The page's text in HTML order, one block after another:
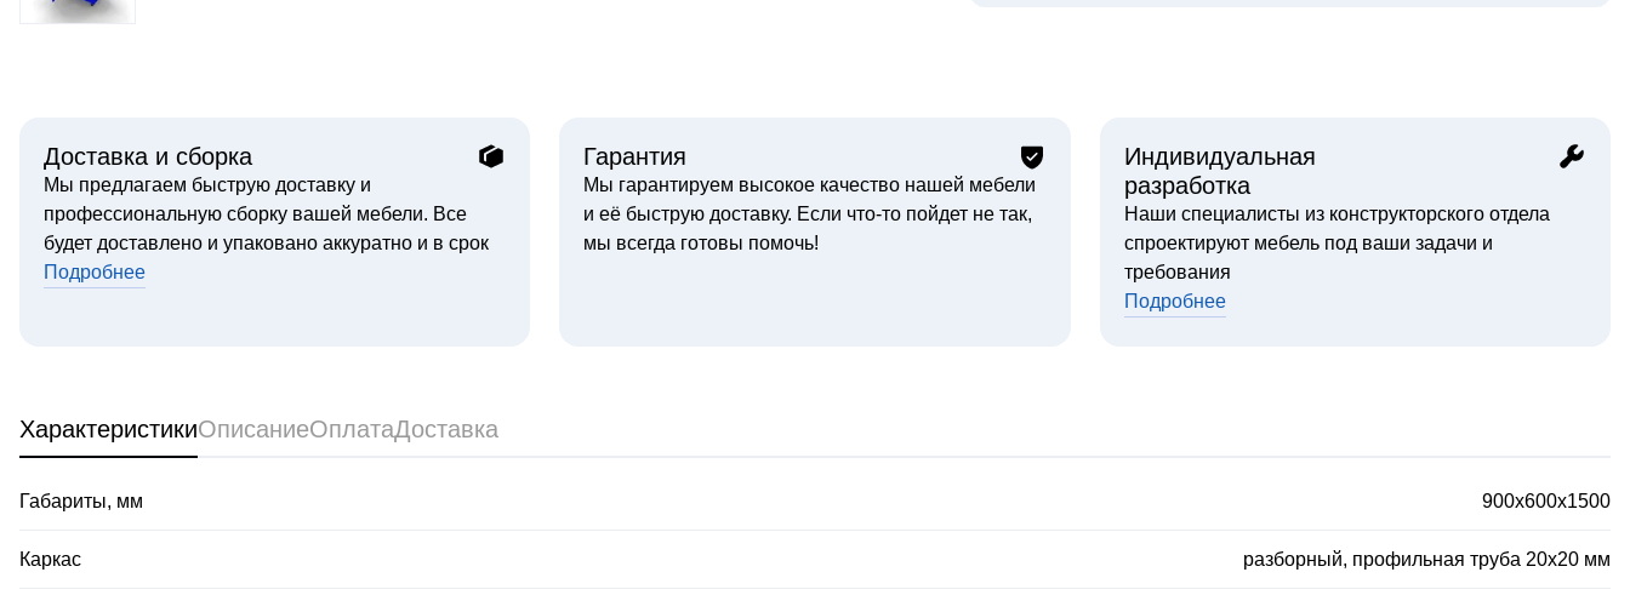
Доставка и сборка
Мы предлагаем быструю доставку и
профессиональную сборку вашей мебели. Все
будет доставлено и упаковано аккуратно и в срок
Подробнее
Гарантия
Мы гарантируем высокое качество нашей мебели
и её быструю доставку. Если что-то пойдет не так,
мы всегда готовы помочь!
Индивидуальная
разработка
Наши специалисты из конструкторского отдела
спроектируют мебель под ваши задачи и
требования
Подробнее
ХарактеристикиОписаниеОплатаДоставка
Габариты, мм 900х600х1500
Каркас разборный, профильная труба 20х20 мм